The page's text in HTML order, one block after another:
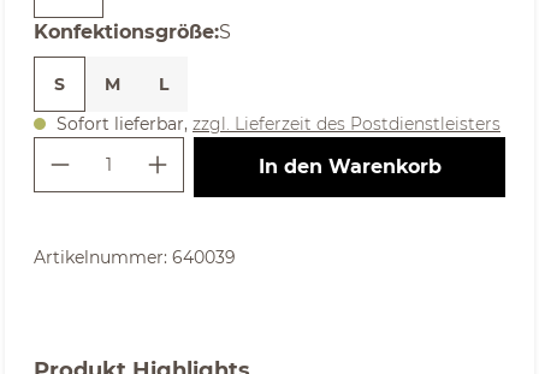
Konfektionsgrößeauswählen
:S
S M
L
Sofort lieferbar, zzgl. Lieferzeit des Postdienstleisters
Produkt Anzahl: Gib den
In den Warenkorb
Artikelnummer: 640039